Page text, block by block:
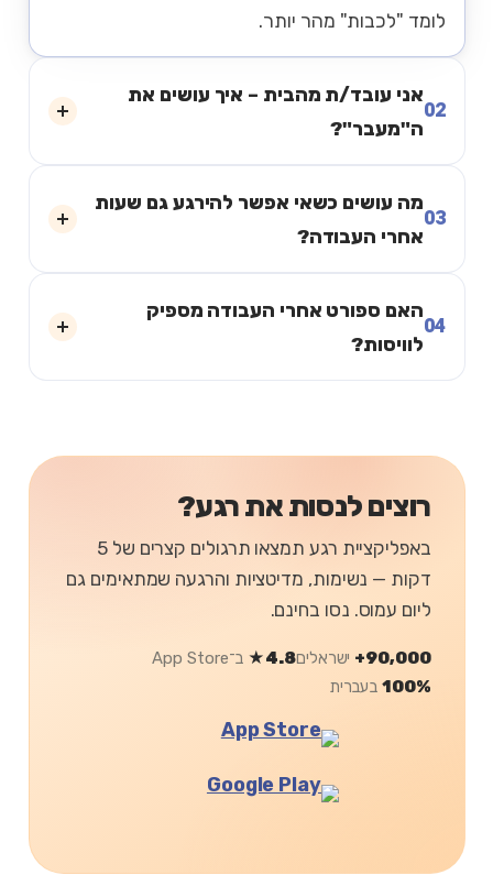
לומד "לכבות" מהר יותר.
02
אני עובד/ת מהבית – איך עושים את
ה"מעבר"?
03
מה עושים כשאי אפשר להירגע גם שעות
אחרי העבודה?
04
האם ספורט אחרי העבודה מספיק
לוויסות?
רוצים לנסות את רגע?
באפליקציית רגע תמצאו תרגולים קצרים של 5
דקות — נשימות, מדיטציות והרגעה שמתאימים גם
ליום עמוס. נסו בחינם.
90,000+ ישראלים4.8★
ב־App Store
100%בעברית